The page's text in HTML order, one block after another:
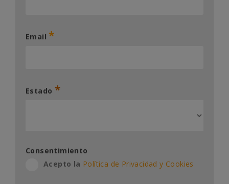
Email*
Estado *
Consentimiento
Acepto la Política de Privacidad y Cookies